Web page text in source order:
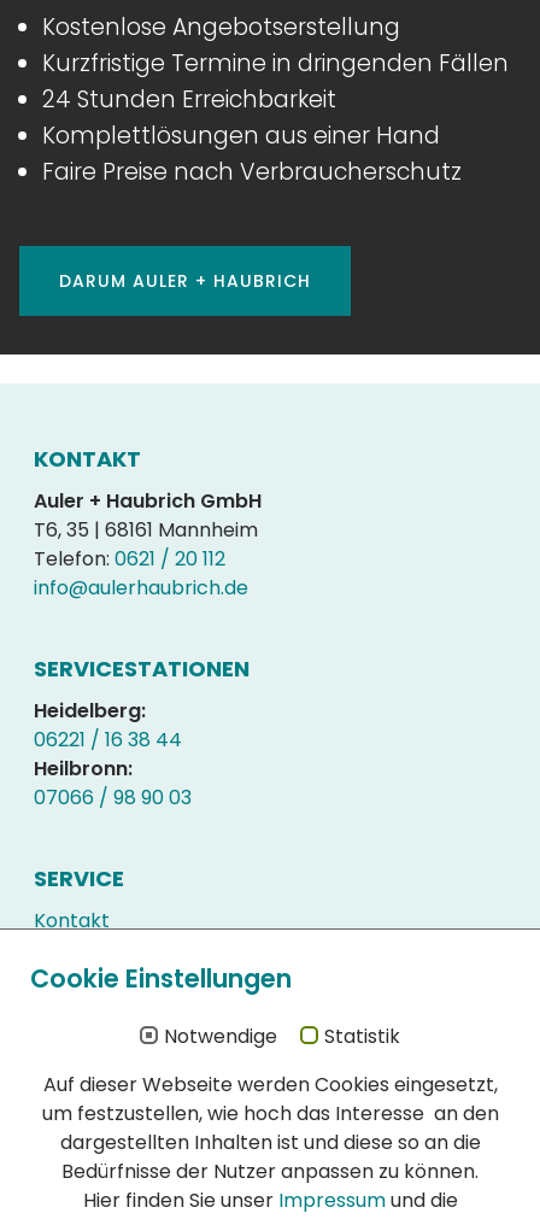
Kostenlose Angebotserstellung
Kurzfristige Termine in dringenden Fällen
24 Stunden Erreichbarkeit
Komplettlösungen aus einer Hand
Faire Preise nach Verbraucherschutz
DARUM AULER + HAUBRICH
KONTAKT
Auler + Haubrich GmbH
T6, 35 | 68161 Mannheim
Telefon: 0621 / 20 112
info@aulerhaubrich.de
SERVICESTATIONEN
Heidelberg:
06221 / 16 38 44
Heilbronn:
07066 / 98 90 03
SERVICE
Kontakt
Downloads
WIR SIND ZERTIFIZIERT
Schon immer hatte die Qualität unserer
Schädlingsbekämpfung höchste Priorität:
DIN EN ISO 900l:2015 Zertifikat (PDF)
Cookie Einstellungen
Notwendige
Statistik
Auf dieser Webseite werden Cookies eingesetzt,
um festzustellen, wie hoch das Interesse an den
dargestellten Inhalten ist und diese so an die
Bedürfnisse der Nutzer anpassen zu können.
Hier finden Sie unser Impressumund die